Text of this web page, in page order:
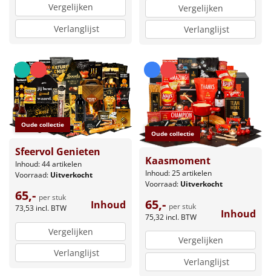
Vergelijken
Verlanglijst
Vergelijken
Verlanglijst
Oude collectie
Sfeervol Genieten
Inhoud: 44 artikelen
Voorraad: Uitverkocht
65,- per stuk
73,53 incl. BTW Inhoud
Vergelijken
Verlanglijst
Oude collectie
Kaasmoment
Inhoud: 25 artikelen
Voorraad: Uitverkocht
65,- per stuk
75,32 incl. BTW Inhoud
Vergelijken
Verlanglijst